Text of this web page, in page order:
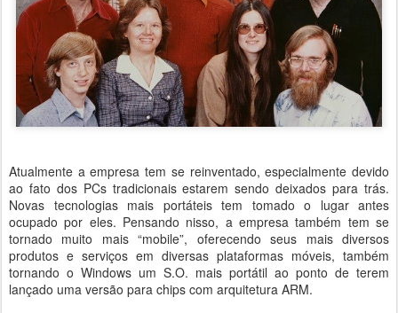
Atualmente a empresa tem se reinventado, especialmente devido
ao fato dos PCs tradicionais estarem sendo deixados para trás.
Novas tecnologias mais portáteis tem tomado o lugar antes
ocupado por eles. Pensando nisso, a empresa também tem se
tornado muito mais “mobile”, oferecendo seus mais diversos
produtos e serviços em diversas plataformas móveis, também
tornando o Windows um S.O. mais portátil ao ponto de terem
lançado uma versão para chips com arquitetura ARM.